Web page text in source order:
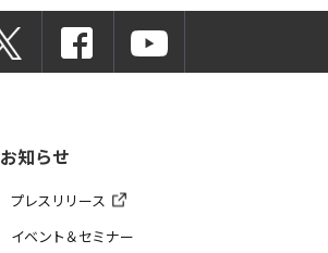
お知らせ
プレスリリース
イベント＆セミナー